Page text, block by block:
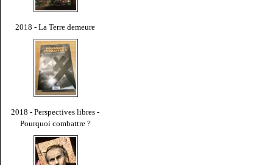
2018 - La Terre demeure
2018 - Perspectives libres -
Pourquoi combattre ?